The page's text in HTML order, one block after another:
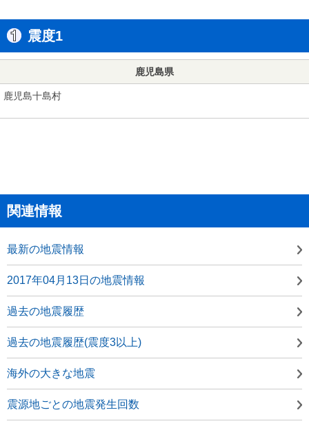
震度1
鹿児島県
鹿児島十島村
関連情報
最新の地震情報
2017年04月13日の地震情報
過去の地震履歴
過去の地震履歴(震度3以上)
海外の大きな地震
震源地ごとの地震発生回数